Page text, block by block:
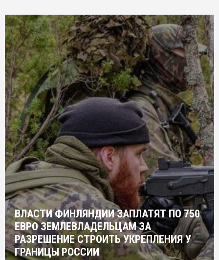
ВЛАСТИ ФИНЛЯНДИИ ЗАПЛАТЯТ ПО 750
ЕВРО ЗЕМЛЕВЛАДЕЛЬЦАМ ЗА
РАЗРЕШЕНИЕ СТРОИТЬ УКРЕПЛЕНИЯ У
ГРАНИЦЫ РОССИИ